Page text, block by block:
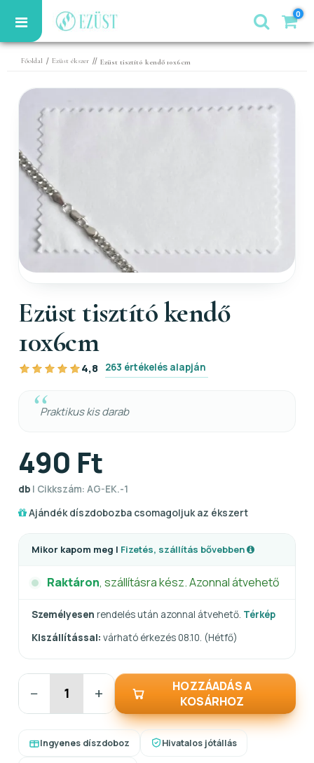
0
Főoldal / Ezüst ékszer // Ezüst tisztító kendő 10x6cm
Ezüst tisztító kendő
10x6cm
4,8 263 értékelés alapján
Praktikus kis darab
490 Ft
db | Cikkszám: AG-EK.-1
Ajándék díszdobozba csomagoljuk az ékszert
Mikor kapom meg | Fizetés, szállítás bővebben
Raktáron, szállításra kész. Azonnal átvehető
Személyesen rendelés után azonnal átvehető. Térkép
Kiszállítással: várható érkezés 08.10. (Hétfő)
− +
HOZZÁADÁS A
KOSÁRHOZ
Ingyenes díszdoboz Hivatalos jótállás